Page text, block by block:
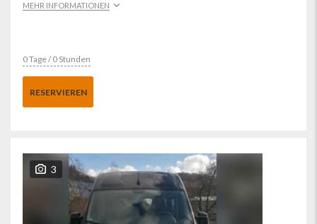
MEHR INFORMATIONEN
0 Tage / 0 Stunden
RESERVIEREN
3